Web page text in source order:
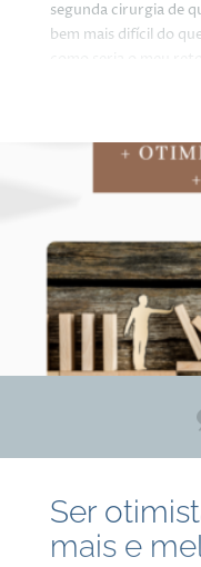
segunda cirurgia de
bem mais difícil do
como seria o meu
do nada, uma
canto, sem me
Ser
mais e